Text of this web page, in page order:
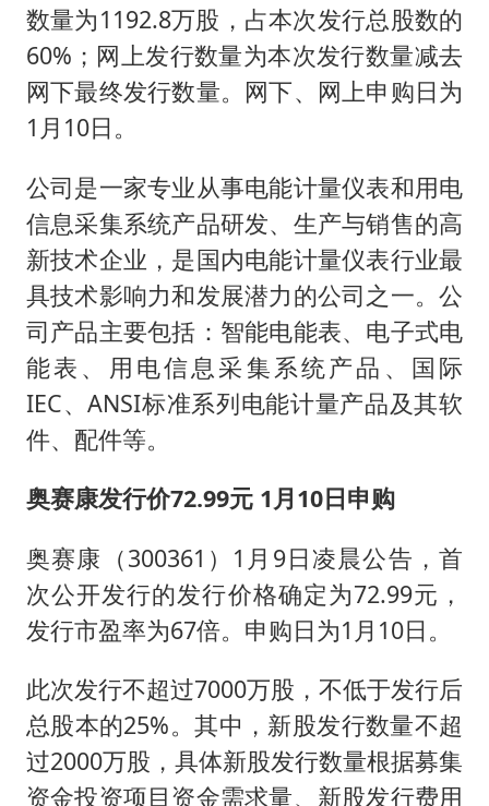
数量为1192.8万股，占本次发行总股数的
60%；网上发行数量为本次发行数量减去
网下最终发行数量。网下、网上申购日为
1月10日。
公司是一家专业从事电能计量仪表和用电
信息采集系统产品研发、生产与销售的高
新技术企业，是国内电能计量仪表行业最
具技术影响力和发展潜力的公司之一。公
司产品主要包括：智能电能表、电子式电
能表、用电信息采集系统产品、国际
IEC、ANSI标准系列电能计量产品及其软
件、配件等。
奥赛康发行价72.99元 1月10日申购
奥赛康（300361）1月9日凌晨公告，首
次公开发行的发行价格确定为72.99元，
发行市盈率为67倍。申购日为1月10日。
此次发行不超过7000万股，不低于发行后
总股本的25%。其中，新股发行数量不超
过2000万股，具体新股发行数量根据募集
资金投资项目资金需求量、新股发行费用